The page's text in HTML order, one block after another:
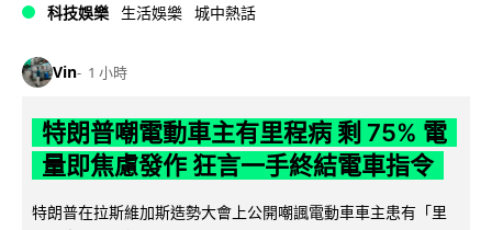
科技娛樂 生活娛樂 城中熱話
Vin 1 小時
特朗普嘲電動車主有里程病 剩 75% 電
量即焦慮發作 狂言一手終結電車指令
特朗普在拉斯維加斯造勢大會上公開嘲諷電動車車主患有「里